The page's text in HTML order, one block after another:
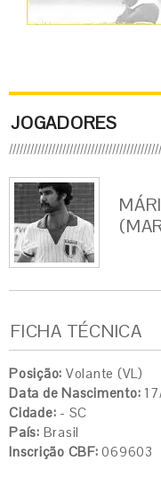
JOGADORES
FICHA TÉCNICA
Posição: Volante (VL)
Data de Nascimento:
Cidade: - SC
País: Brasil
Inscrição CBF: 069603